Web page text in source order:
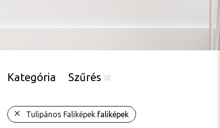
Kategória Szűrés
Tulipános Faliképek faliképek